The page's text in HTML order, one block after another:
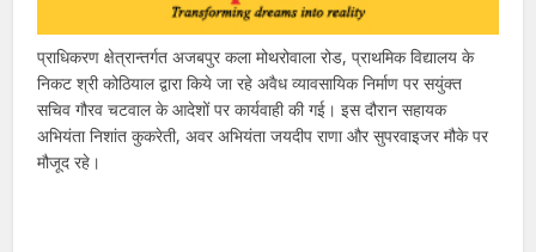
प्राधिकरण क्षेत्रान्तर्गत अजबपुर कला मोथरोवाला रोड, प्राथमिक विद्यालय के
निकट श्री कोठियाल द्वारा किये जा रहे अवैध व्यावसायिक निर्माण पर सयुंक्त
सचिव गौरव चटवाल के आदेशों पर कार्यवाही की गई। इस दौरान सहायक
अभियंता निशांत कुकरेती, अवर अभियंता जयदीप राणा और सुपरवाइजर मौके पर
मौजूद रहे।